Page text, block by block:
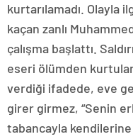
kurtarılamadı. Olayla
kaçan zanlı
çalışma başlattı.
eseri ölümden
verdiği ifadede, eve
girer girmez, “Senin
tabancayla kendilerine